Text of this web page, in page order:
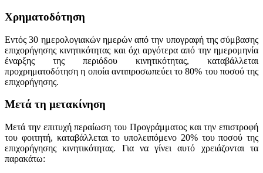
Χρηματοδότηση
Εντός 30 ημερολογιακών ημερών από την υπογραφή της σύμβασης
επιχορήγησης κινητικότητας και όχι αργότερα από την ημερομηνία
έναρξης της περιόδου κινητικότητας, καταβάλλεται
προχρηματοδότηση η οποία αντιπροσωπεύει το 80% του ποσού της
επιχορήγησης.
Μετά τη μετακίνηση
Μετά την επιτυχή περαίωση του Προγράμματος και την επιστροφή
του φοιτητή, καταβάλλεται το υπολειπόμενο 20% του ποσού της
επιχορήγησης κινητικότητας. Για να γίνει αυτό χρειάζονται τα
παρακάτω: